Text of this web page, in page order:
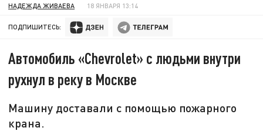
НАДЕЖДА ЖИВАЕВА 18 ЯНВАРЯ 13:14
ПОДПИШИТЕСЬ:
Автомобиль «Chevrolet» с людьми внутри
рухнул в реку в Москве
Машину доставали с помощью пожарного
крана.